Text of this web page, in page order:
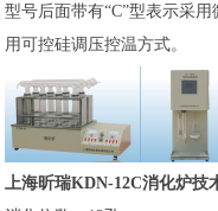
型号后面带有“C”型表示采
用可控硅调压控温方式。
上海昕瑞KDN-12C消化炉技